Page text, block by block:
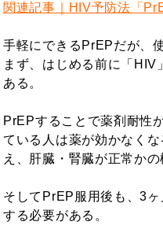
関連記事｜HIV予防法「
手軽にできるPrEPだが、
まず、はじめる前に「 HIV
ある。
PrEPすることで薬剤耐性
ている人は薬が効かなく
え、肝臓・腎臓が正常かの
そしてPrEP 服用後も、3
する必要がある。